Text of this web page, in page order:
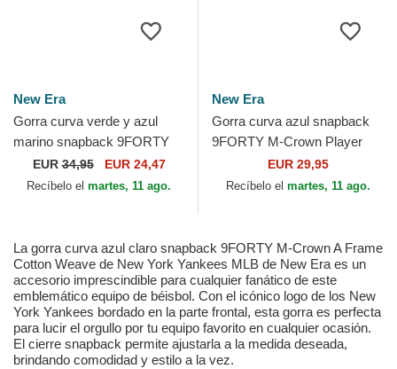
New Era
Gorra curva verde y azul
marino snapback 9FORTY
M-Crown City Feature de
New York Yankees MLB de...
EUR34,95 EUR 24,47
Recíbelo el martes, 11 ago.
New Era
Gorra curva azul snapback
9FORTY M-Crown Player
Replica de New York Mets
MLB de New Era
EUR 29,95
Recíbelo el martes, 11 ago.
La gorra curva azul claro snapback 9FORTY M-Crown A Frame
Cotton Weave de New York Yankees MLB de New Era es un
accesorio imprescindible para cualquier fanático de este
emblemático equipo de béisbol. Con el icónico logo de los New
York Yankees bordado en la parte frontal, esta gorra es perfecta
para lucir el orgullo por tu equipo favorito en cualquier ocasión.
El cierre snapback permite ajustarla a la medida deseada,
brindando comodidad y estilo a la vez.